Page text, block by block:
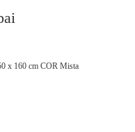
x 160 cm COR Mista